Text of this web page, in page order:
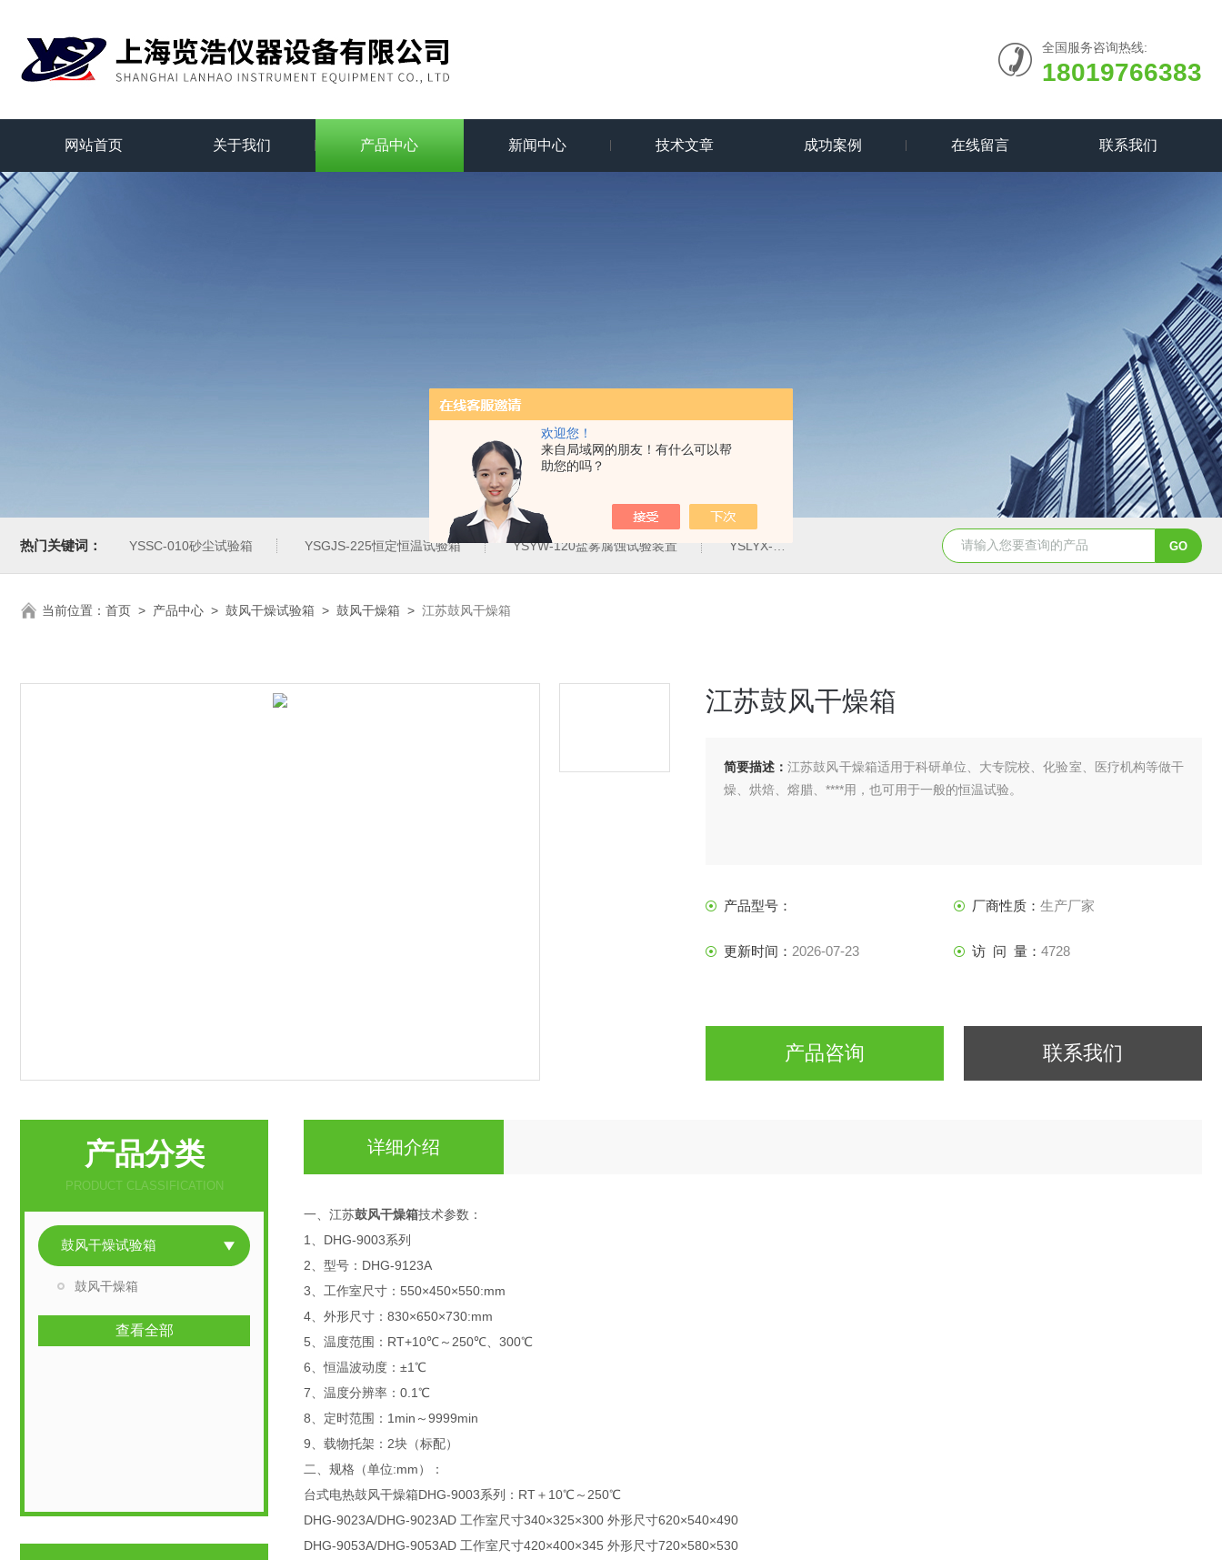
欢迎您！
来自局域网的朋友！有什么可以帮
助您的吗？
全国服务咨询热线:
18019766383
网站首页 关于我们 产品中心 新闻中心 技术文章 成功案例 在线留言 联系我们
热门关键词： YSSC-010砂尘试验箱 YSGJS-225恒定恒温试验箱 YSYW-120盐雾腐蚀试验装置 YSLYX-010防水试验设备 YSCYS-010臭氧老化试验设备
当前位置： 首页 > 产品中心 > 鼓风干燥试验箱 > 鼓风干燥箱 > 江苏鼓风干燥箱
江苏鼓风干燥箱
简要描述：江苏鼓风干燥箱适用于科研单位、大专院校、化验室、医疗机构等做干
燥、烘焙、熔腊、****用，也可用于一般的恒温试验。
产品型号： 厂商性质： 生产厂家
更新时间： 2026-07-23 访 问 量： 4728
产品咨询 联系我们
产品分类
PRODUCT CLASSIFICATION
鼓风干燥试验箱
鼓风干燥箱
查看全部
详细介绍
一、江苏鼓风干燥箱技术参数：
1、DHG-9003系列
2、型号：DHG-9123A
3、工作室尺寸：550×450×550:mm
4、外形尺寸：830×650×730:mm
5、温度范围：RT+10℃～250℃、300℃
6、恒温波动度：±1℃
7、温度分辨率：0.1℃
8、定时范围：1min～9999min
9、载物托架：2块（标配）
二、规格（单位:mm）：
台式电热鼓风干燥箱DHG-9003系列：RT＋10℃～250℃
DHG-9023A/DHG-9023AD 工作室尺寸340×325×300 外形尺寸620×540×490
DHG-9053A/DHG-9053AD 工作室尺寸420×400×345 外形尺寸720×580×530